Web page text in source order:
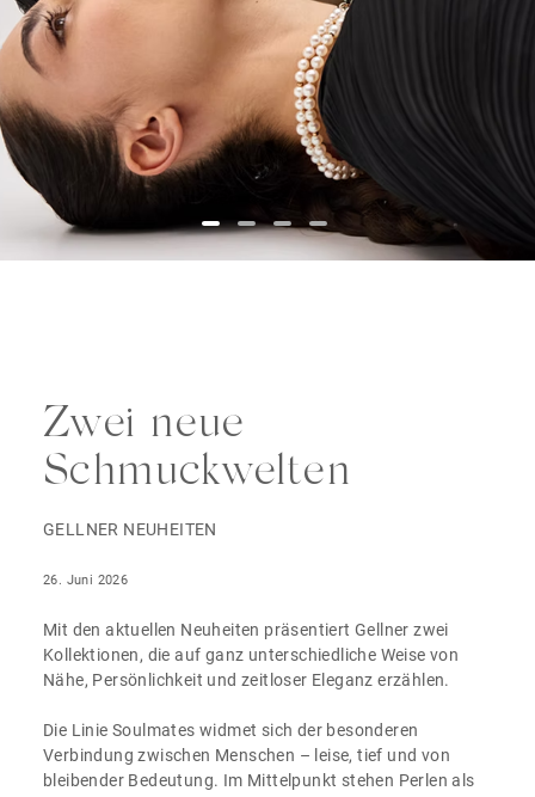
Zwei neue
Schmuckwelten
GELLNER NEUHEITEN
26. Juni 2026
Mit den aktuellen Neuheiten präsentiert Gellner zwei
Kollektionen, die auf ganz unterschiedliche Weise von
Nähe, Persönlichkeit und zeitloser Eleganz erzählen.
Die Linie Soulmates widmet sich der besonderen
Verbindung zwischen Menschen – leise, tief und von
bleibender Bedeutung. Im Mittelpunkt stehen Perlen als